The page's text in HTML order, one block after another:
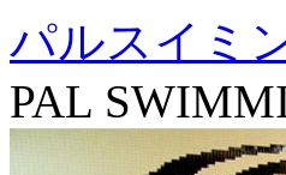
パルスイミ
PAL